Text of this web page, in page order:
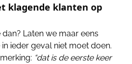
klagende klanten op
Laten we maar eens
ieder geval niet moet doen.
“dat is de eerste keer